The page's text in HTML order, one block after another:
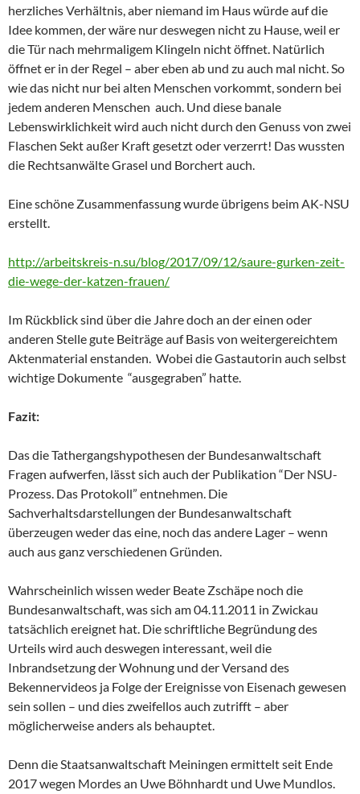
herzliches Verhältnis, aber niemand im Haus würde auf die
Idee kommen, der wäre nur deswegen nicht zu Hause, weil er
die Tür nach mehrmaligem Klingeln nicht öffnet. Natürlich
öffnet er in der Regel – aber eben ab und zu auch mal nicht. So
wie das nicht nur bei alten Menschen vorkommt, sondern bei
jedem anderen Menschen auch. Und diese banale
Lebenswirklichkeit wird auch nicht durch den Genuss von zwei
Flaschen Sekt außer Kraft gesetzt oder verzerrt! Das wussten
die Rechtsanwälte Grasel und Borchert auch.
Eine schöne Zusammenfassung wurde übrigens beim AK-NSU
erstellt.
http://arbeitskreis-n.su/blog/2017/09/12/saure-gurken-zeit-
die-wege-der-katzen-frauen/
Im Rückblick sind über die Jahre doch an der einen oder
anderen Stelle gute Beiträge auf Basis von weitergereichtem
Aktenmaterial enstanden. Wobei die Gastautorin auch selbst
wichtige Dokumente “ausgegraben” hatte.
Fazit:
Das die Tathergangshypothesen der Bundesanwaltschaft
Fragen aufwerfen, lässt sich auch der Publikation “Der NSU-
Prozess. Das Protokoll” entnehmen. Die
Sachverhaltsdarstellungen der Bundesanwaltschaft
überzeugen weder das eine, noch das andere Lager – wenn
auch aus ganz verschiedenen Gründen.
Wahrscheinlich wissen weder Beate Zschäpe noch die
Bundesanwaltschaft, was sich am 04.11.2011 in Zwickau
tatsächlich ereignet hat. Die schriftliche Begründung des
Urteils wird auch deswegen interessant, weil die
Inbrandsetzung der Wohnung und der Versand des
Bekennervideos ja Folge der Ereignisse von Eisenach gewesen
sein sollen – und dies zweifellos auch zutrifft – aber
möglicherweise anders als behauptet.
Denn die Staatsanwaltschaft Meiningen ermittelt seit Ende
2017 wegen Mordes an Uwe Böhnhardt und Uwe Mundlos.